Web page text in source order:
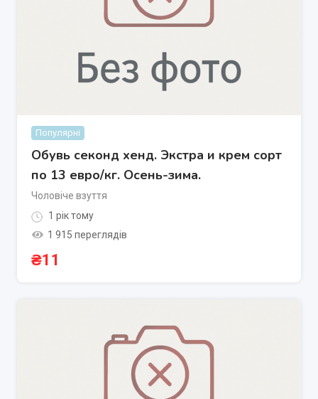
Популярні
Обувь секонд хенд. Экстра и крем сорт
по 13 евро/кг. Осень-зима.
Чоловіче взуття
1 рік тому
1 915 переглядів
₴11